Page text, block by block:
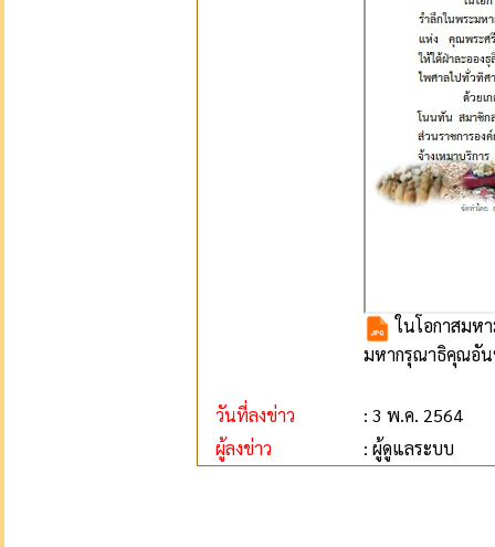
ในโอกาสมห
มหากรุณาธิคุณอั
วันที่ลงข่าว
: 3 พ.ค. 2564
ผู้ลงข่าว
: ผู้ดูแลระบบ